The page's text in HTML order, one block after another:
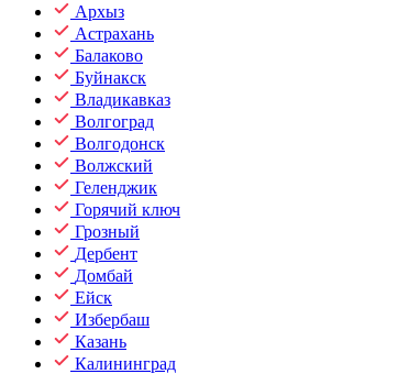
Архыз
Астрахань
Балаково
Буйнакск
Владикавказ
Волгоград
Волгодонск
Волжский
Геленджик
Горячий ключ
Грозный
Дербент
Домбай
Ейск
Избербаш
Казань
Калининград